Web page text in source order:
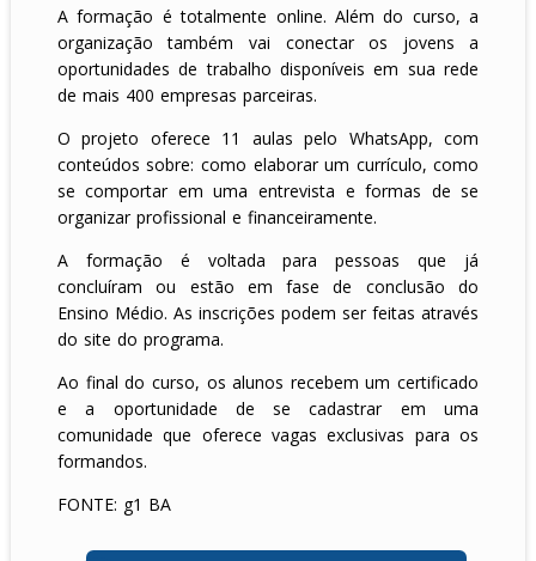
A formação é totalmente online. Além do curso, a
organização também vai conectar os jovens a
oportunidades de trabalho disponíveis em sua rede
de mais 400 empresas parceiras.
O projeto oferece 11 aulas pelo WhatsApp, com
conteúdos sobre: como elaborar um currículo, como
se comportar em uma entrevista e formas de se
organizar profissional e financeiramente.
A formação é voltada para pessoas que já
concluíram ou estão em fase de conclusão do
Ensino Médio. As inscrições podem ser feitas através
do site do programa.
Ao final do curso, os alunos recebem um certificado
e a oportunidade de se cadastrar em uma
comunidade que oferece vagas exclusivas para os
formandos.
FONTE: g1 BA